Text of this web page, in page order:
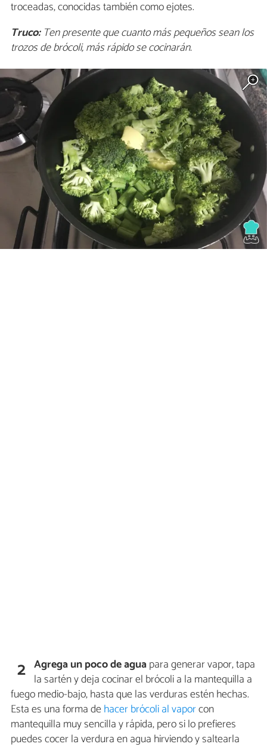
troceadas, conocidas también como ejotes.
Truco:Ten presente que cuanto más pequeños sean los
trozos de brócoli, más rápido se cocinarán.
2 Agrega un poco de aguapara generar vapor, tapa
la sartén y deja cocinar el brócoli a la mantequilla a
fuego medio-bajo, hasta que las verduras estén hechas.
Esta es una forma dehacer brócoli al vaporcon
mantequilla muy sencilla y rápida, pero si lo prefieres
puedes cocer la verdura en agua hirviendo y saltearla